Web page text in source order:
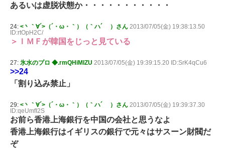
あるいは虚脱状態か・・・・・・・・・・・
24: <丶｀∀´>（´・ω・｀）（｀ハ´ ）さん 2013/07/05(金) 19:38:13.50
ID:rtOpH2C/
＞ＩＭＦが韓国をじっと見ている
27: 氷水のプロ ◆.rmQHiMIZU 2013/07/05(金) 19:39:15.20 ID:SrK4qCu6
>>24
「割り込み禁止」
29: <丶｀∀´>（´・ω・｀）（｀ハ´ ）さん 2013/07/05(金) 19:39:37.30
ID:qeUmfI2S
お前ら香港上海銀行を中国の会社と思うなよ
香港上海銀行はイギリスの銀行で元々はサスーン財閥だ
ぞ